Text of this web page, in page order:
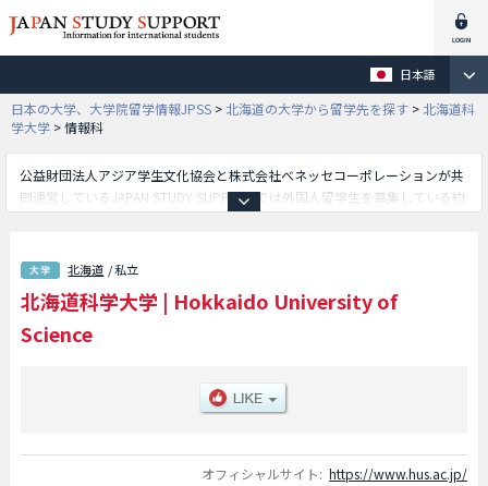
日本語
日本の大学、大学院留学情報JPSS > 北海道の大学から留学先を探す > 北海道科
学大学 >情報科
公益財団法人アジア学生文化協会と株式会社ベネッセコーポレーションが共
同運営しているJAPAN STUDY SUPPORTでは外国人留学生を募集している約
や工学部や未来デザイン学部や薬学部や情報科学部等、学部別情報や、募集
定員や合格者数など入試情報、施設案内、アクセスなど外国人留学生に必要
な情報を掲載しているので是非ご利用ください。
北海道 / 私立
北海道科学大学 | Hokkaido University of
Science
オフィシャルサイト: https://www.hus.ac.jp/